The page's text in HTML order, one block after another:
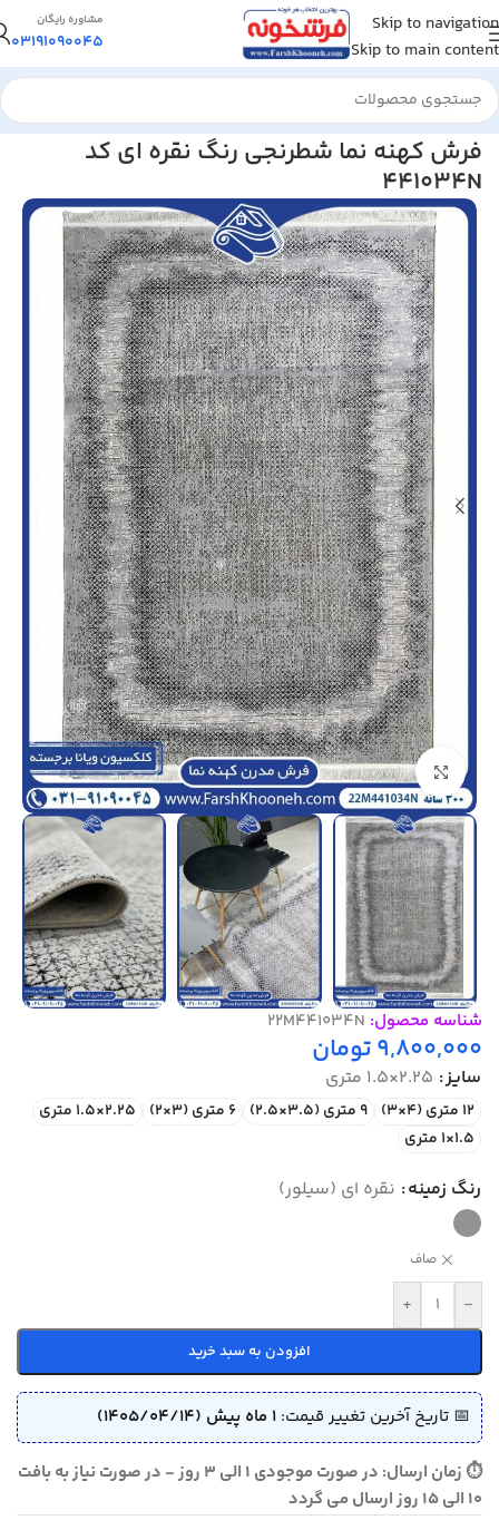
Skip to navigation
Skip to main content
مشاوره رایگان
03191090045
خانه/فرش مدرن و فانتزی
فرش کهنه نما شطرنجی رنگ نقره ای کد
441034N
بزرگنمایی تصویر
شناسه محصول: 22M441034N
9,800,000تومان
سایز 2.25×1.5 متری
12 متری (4×3) 9 متری (3.5×2.5) 6 متری (3×2)
2.25×1.5 متری
1.5×1 متری
رنگ زمینه نقره ای (سیلور)
صاف
-
+
افزودن به سبد خرید
📅 تاریخ آخرین تغییر قیمت: 1 ماه پیش (1405/04/14)
⏱ زمان ارسال: در صورت موجودی 1 الی 3 روز - در صورت نیاز به بافت
10 الی 15 روز ارسال می گردد